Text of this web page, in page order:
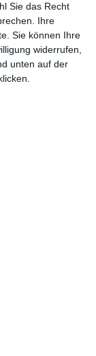
Sie das Recht
Ihre
Sie können Ihre
widerrufen,
unten auf der